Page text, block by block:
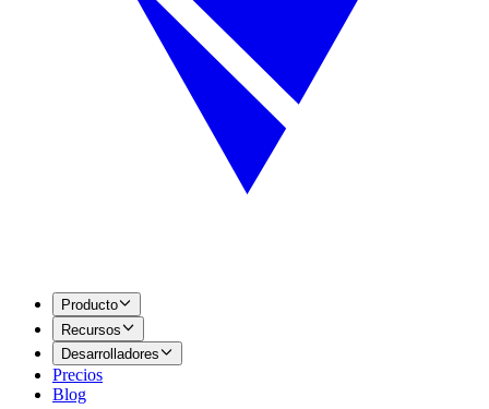
Producto
Recursos
Desarrolladores
Precios
Blog